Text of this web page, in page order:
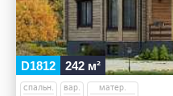
D1812 242 м²
спальн.
вар.
матер.